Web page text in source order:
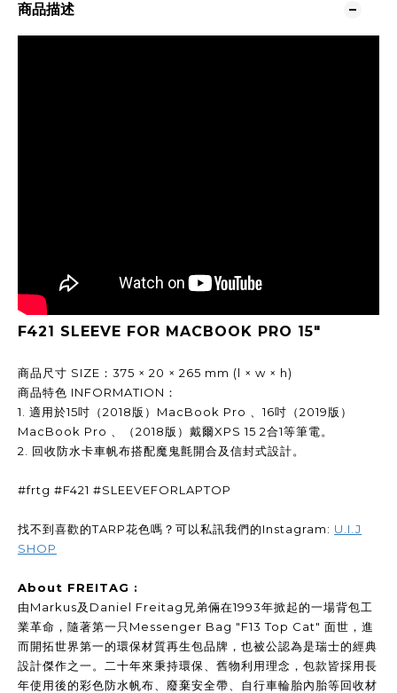
商品描述
F421 SLEEVE FOR MACBOOK PRO 15"
商品尺寸 SIZE：375 × 20 × 265 mm (l × w × h)
商品特色 INFORMATION：
1. 適用於15吋（2018版）MacBook Pro 、16吋（2019版）
MacBook Pro 、（2018版）戴爾XPS 15 2合1等筆電。
2. 回收防水卡車帆布搭配魔鬼氈開合及信封式設計。
#frtg #F421 #SLEEVEFORLAPTOP
找不到喜歡的TARP花色嗎？可以私訊我們的Instagram: U.I.J
SHOP
About FREITAG :
由Markus及Daniel Freitag兄弟倆在1993年掀起的一場背包工
業革命，隨著第一只Messenger Bag "F13 Top Cat" 面世，進
而開拓世界第一的環保材質再生包品牌，也被公認為是瑞士的經典
設計傑作之一。二十年來秉持環保、舊物利用理念，包款皆採用長
年使用後的彩色防水帆布、廢棄安全帶、自行車輪胎內胎等回收材